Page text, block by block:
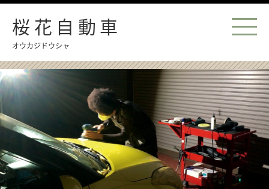
桜花自動車
オウカジドウシャ